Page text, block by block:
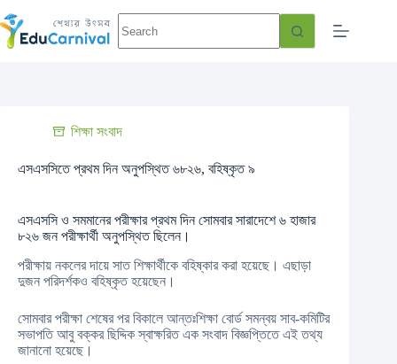
শিক্ষা সংবাদ
এসএসসিতে প্রথম দিন অনুপস্থিত ৬৮২৬, বহিষ্কৃত ৯
এসএসসি ও সমমানের পরীক্ষার প্রথম দিন সোমবার সারাদেশে ৬ হাজার
৮২৬ জন পরীক্ষার্থী অনুপস্থিত ছিলেন।
পরীক্ষায় নকলের দায়ে সাত শিক্ষার্থীকে বহিষ্কার করা হয়েছে। এছাড়া
দুজন পরিদর্শকও বহিষ্কৃত হয়েছেন।
সোমবার পরীক্ষা শেষের পর বিকালে আন্তঃশিক্ষা বোর্ড সমন্বয় সাব-কমিটির
সভাপতি আবু বক্কর ছিদ্দিক স্বাক্ষরিত এক সংবাদ বিজ্ঞপ্তিতে এই তথ্য
জানানো হয়েছে।